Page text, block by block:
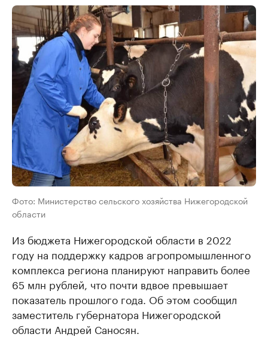
Фото: Министерство сельского хозяйства Нижегородской
области
Из бюджета Нижегородской области в 2022
году на поддержку кадров агропромышленного
комплекса региона планируют направить более
65 млн рублей, что почти вдвое превышает
показатель прошлого года. Об этом сообщил
заместитель губернатора Нижегородской
области Андрей Саносян.